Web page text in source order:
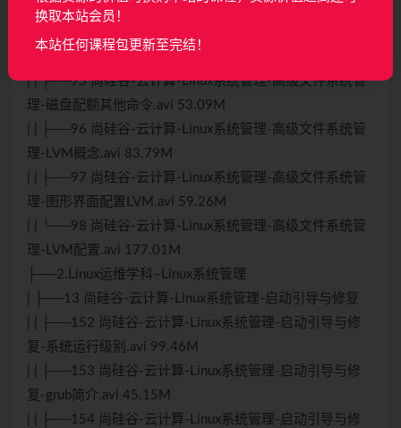
理-磁盘配额概念.avi 56.50M
| | ├──95 尚硅谷-云计算-Linux系统管理-高级文件系统管
理-磁盘配额其他命令.avi 53.09M
| | ├──96 尚硅谷-云计算-Linux系统管理-高级文件系统管
理-LVM概念.avi 83.79M
| | ├──97 尚硅谷-云计算-Linux系统管理-高级文件系统管
理-图形界面配置LVM.avi 59.26M
| | └──98 尚硅谷-云计算-Linux系统管理-高级文件系统管
理-LVM配置.avi 177.01M
├──2.Linux运维学科–Linux系统管理
| ├──13 尚硅谷-云计算-Linux系统管理-启动引导与修复
| | ├──152 尚硅谷-云计算-Linux系统管理-启动引导与修
复-系统运行级别.avi 99.46M
| | ├──153 尚硅谷-云计算-Linux系统管理-启动引导与修
复-grub简介.avi 45.15M
| | ├──154 尚硅谷-云计算-Linux系统管理-启动引导与修
换取本站会员！
本站任何课程包更新至完结！